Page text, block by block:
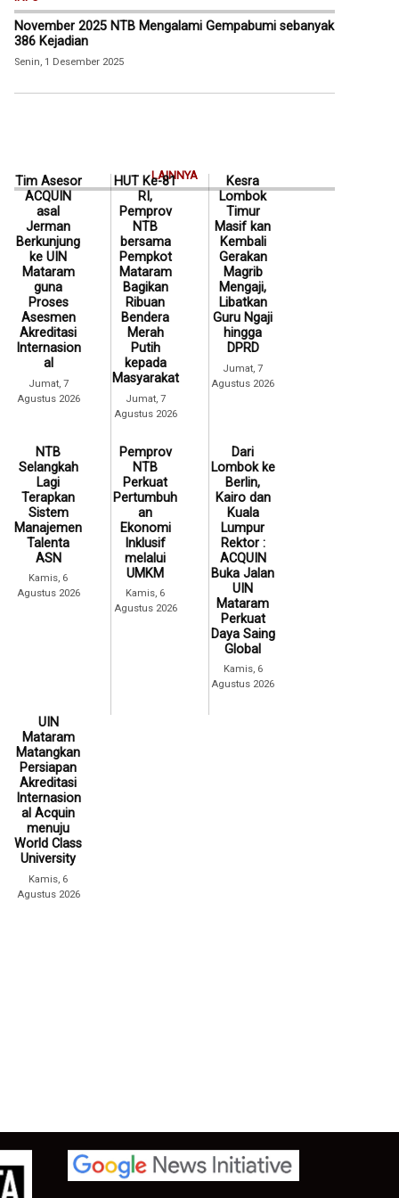
November 2025 NTB Mengalami Gempabumi sebanyak
386 Kejadian
Senin, 1 Desember 2025
LAINNYA
Tim Asesor
ACQUIN
asal
Jerman
Berkunjung
ke UIN
Mataram
guna
Proses
Asesmen
Akreditasi
Internasion
al
Jumat, 7
Agustus 2026
HUT Ke-81
RI,
Pemprov
NTB
bersama
Pempkot
Mataram
Bagikan
Ribuan
Bendera
Merah
Putih
kepada
Masyarakat
Jumat, 7
Agustus 2026
Kesra
Lombok
Timur
Masif kan
Kembali
Gerakan
Magrib
Mengaji,
Libatkan
Guru Ngaji
hingga
DPRD
Jumat, 7
Agustus 2026
NTB
Selangkah
Lagi
Terapkan
Sistem
Manajemen
Talenta
ASN
Kamis, 6
Agustus 2026
Pemprov
NTB
Perkuat
Pertumbuh
an
Ekonomi
Inklusif
melalui
UMKM
Kamis, 6
Agustus 2026
Dari
Lombok ke
Berlin,
Kairo dan
Kuala
Lumpur
Rektor :
ACQUIN
Buka Jalan
UIN
Mataram
Perkuat
Daya Saing
Global
Kamis, 6
Agustus 2026
UIN
Mataram
Matangkan
Persiapan
Akreditasi
Internasion
al Acquin
menuju
World Class
University
Kamis, 6
Agustus 2026